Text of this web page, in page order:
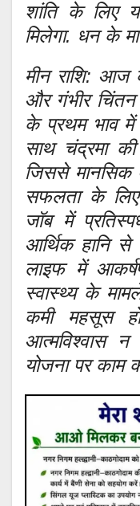
शांति के लिए
मिलेगा. धन के
मीन राशि: आज
और गंभीर चिंतन
के प्रथम भाव में
साथ चंद्रमा की
जिससे मानसिक
सफलता के
जॉब में
आर्थिक हानि
लाइफ में
स्वास्थ्य के
कमी महसूस
आत्मविश्वास
योजना पर काम